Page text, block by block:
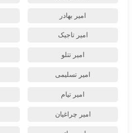
امیر بهادر
امیر تاجیک
امیر تتلو
امیر تسلیمی
امیر تیام
امیر چراغیان